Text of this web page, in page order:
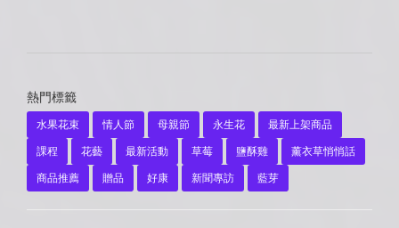
熱門標籤
水果花束 情人節 母親節 永生花
最新上架商品
課程
花藝 最新活動 草莓 鹽酥雞
薰衣草悄悄話
商品推薦
贈品 好康 新聞專訪 藍芽